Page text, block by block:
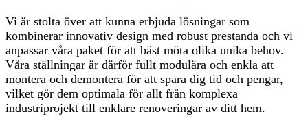
Vi är stolta över att kunna erbjuda lösningar som
kombinerar innovativ design med robust prestanda och vi
anpassar våra paket för att bäst möta olika unika behov.
Våra ställningar är därför fullt modulära och enkla att
montera och demontera för att spara dig tid och pengar,
vilket gör dem optimala för allt från komplexa
industriprojekt till enklare renoveringar av ditt hem.